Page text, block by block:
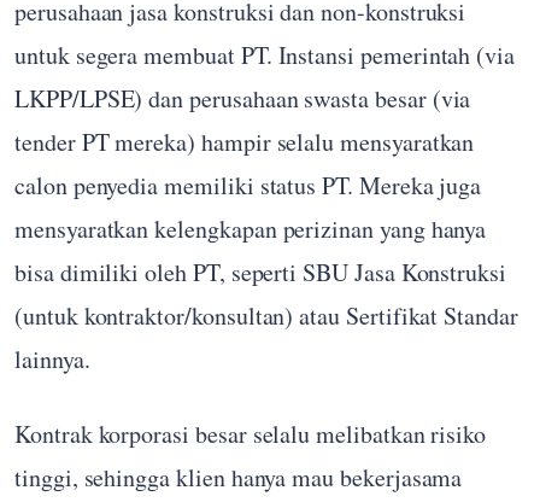
perusahaan jasa konstruksi dan non-konstruksi
untuk segera membuat PT. Instansi pemerintah (via
LKPP/LPSE) dan perusahaan swasta besar (via
tender PT mereka) hampir selalu mensyaratkan
calon penyedia memiliki status PT. Mereka juga
mensyaratkan kelengkapan perizinan yang hanya
bisa dimiliki oleh PT, seperti SBU Jasa Konstruksi
(untuk kontraktor/konsultan) atau Sertifikat Standar
lainnya.
Kontrak korporasi besar selalu melibatkan risiko
tinggi, sehingga klien hanya mau bekerjasama